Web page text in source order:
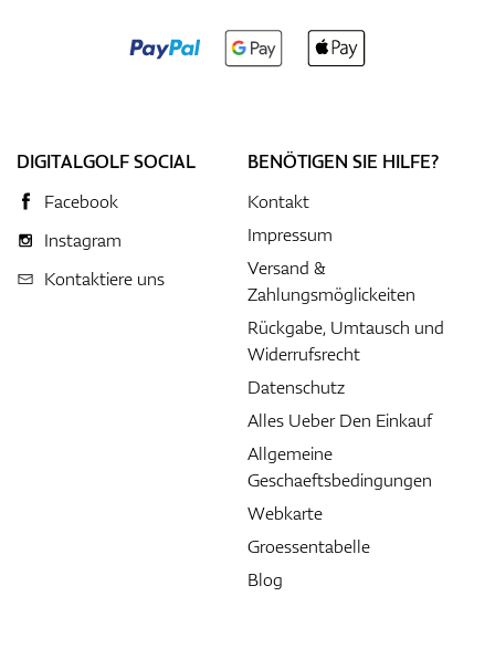
DIGITALGOLF SOCIAL
Facebook
Instagram
Kontaktiere uns
BENÖTIGEN SIE HILFE?
Kontakt
Impressum
Versand &
Zahlungsmöglickeiten
Rückgabe, Umtausch und
Widerrufsrecht
Datenschutz
Alles Ueber Den Einkauf
Allgemeine
Geschaeftsbedingungen
Webkarte
Groessentabelle
Blog